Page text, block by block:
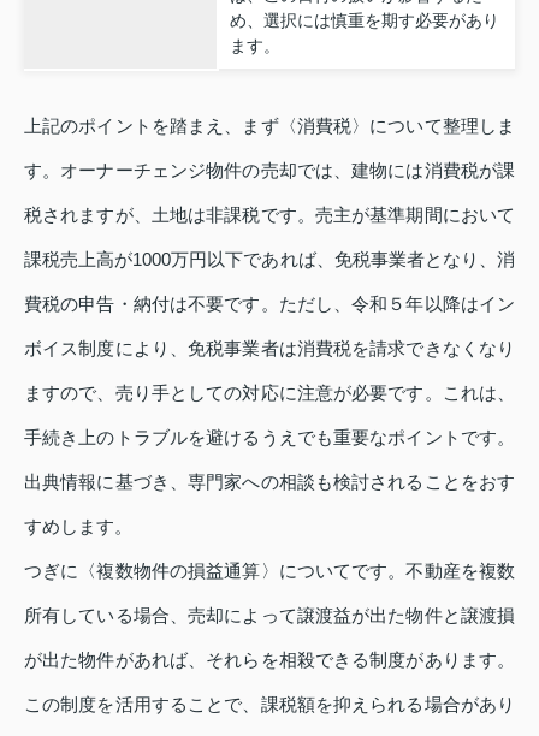
め、選択には慎重を期す必要があり
ます。
上記のポイントを踏まえ、まず〈消費税〉について整理しま
す。オーナーチェンジ物件の売却では、建物には消費税が課
税されますが、土地は非課税です。売主が基準期間において
課税売上高が1000万円以下であれば、免税事業者となり、消
費税の申告・納付は不要です。ただし、令和５年以降はイン
ボイス制度により、免税事業者は消費税を請求できなくなり
ますので、売り手としての対応に注意が必要です。これは、
手続き上のトラブルを避けるうえでも重要なポイントです。
出典情報に基づき、専門家への相談も検討されることをおす
すめします。
つぎに〈複数物件の損益通算〉についてです。不動産を複数
所有している場合、売却によって譲渡益が出た物件と譲渡損
が出た物件があれば、それらを相殺できる制度があります。
この制度を活用することで、課税額を抑えられる場合があり